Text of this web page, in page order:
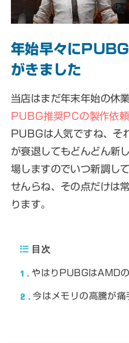
年始早々に
がきました
当店はまだ年末年始の休
PUBG推奨PCの製作依頼
PUBGは人気ですね、そ
が衰退してもどんどん新
場しますのでいつ新調し
せんらね、その点だけは
ります。
目次
1 やはりPUBGはAMD
2 今はメモリの高騰が痛